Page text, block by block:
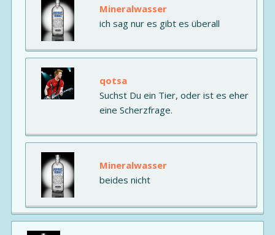
Mineralwasser
ich sag nur es gibt es überall
qotsa
Suchst Du ein Tier, oder ist es eher
eine Scherzfrage.
Mineralwasser
beides nicht